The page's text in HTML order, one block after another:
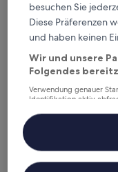
Top-Hotels
Baymont by
besuchen Sie
Diese Präferenzen
und haben keinen
Wir und unsere
Folgendes
Verwendung genauer
Identifikation aktiv
Inhalte, Messung von
Zielgruppenforschung
Liste der Partner